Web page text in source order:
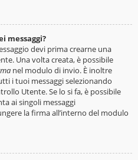
messaggi?
devi prima crearne una
Una volta creata, è possibile
nel modulo di invio. È inoltre
i tuoi messaggi selezionando
Utente. Se lo si fa, è possibile
ai singoli messaggi
la firma all’interno del modulo